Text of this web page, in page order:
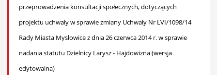
przeprowadzenia konsultacji społecznych, dotyczących
projektu uchwały w sprawie zmiany Uchwały Nr LVI/1098/14
Rady Miasta Mysłowice z dnia 26 czerwca 2014 r. w sprawie
nadania statutu Dzielnicy Larysz - Hajdowizna (wersja
edytowalna)